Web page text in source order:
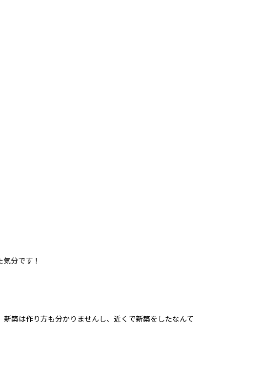
分です！
築は作り方も分かりませんし、近くで新築をしたなんて